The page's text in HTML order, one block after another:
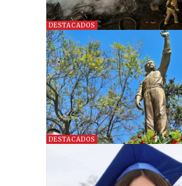
DESTACADOS
DESTACADOS